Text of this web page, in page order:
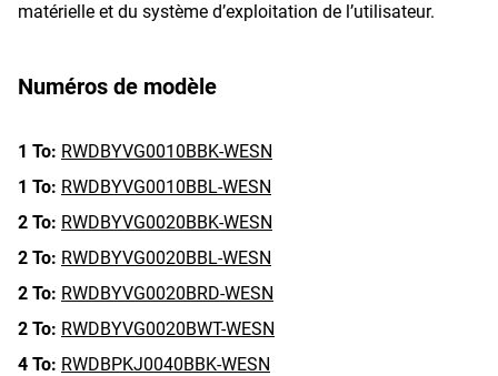
matérielle et du système d’exploitation de l’utilisateur.
Numéros de modèle
1 To: RWDBYVG0010BBK-WESN
1 To: RWDBYVG0010BBL-WESN
2 To: RWDBYVG0020BBK-WESN
2 To: RWDBYVG0020BBL-WESN
2 To: RWDBYVG0020BRD-WESN
2 To: RWDBYVG0020BWT-WESN
4 To: RWDBPKJ0040BBK-WESN